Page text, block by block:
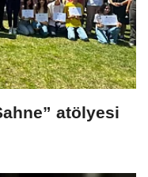
atölyesi